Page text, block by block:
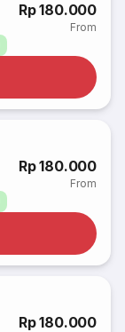
Rp 180.000
From
Rp 180.000
From
Rp 180.000